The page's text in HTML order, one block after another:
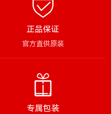
正品保证
官方直供原装
专属包装